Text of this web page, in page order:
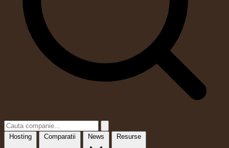
Hosting Comparatii News Resurse